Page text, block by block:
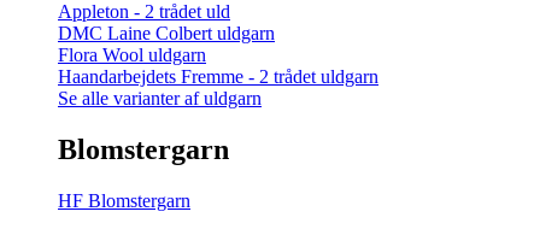
Appleton - 2 trådet uld
DMC Laine Colbert uldgarn
Flora Wool uldgarn
Haandarbejdets Fremme - 2 trådet uldgarn
Se alle varianter af uldgarn
Blomstergarn
HF Blomstergarn